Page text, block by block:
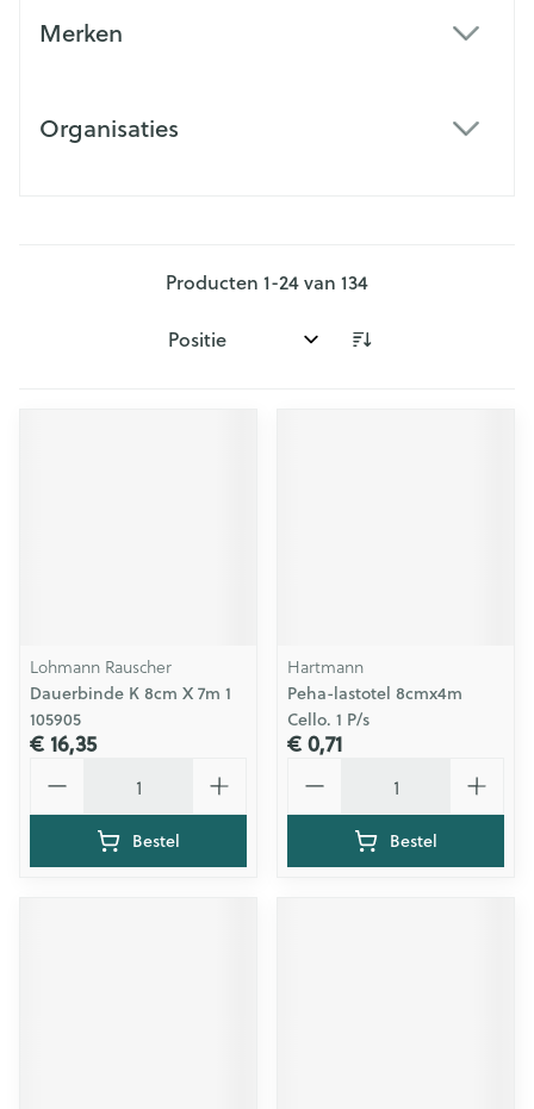
Merken
Organisaties
Producten 1-24van 134
Sorteer op:
Lohmann Rauscher
Dauerbinde K 8cm X 7m 1
105905
€ 16,35
Bestel
Hartmann
Peha-lastotel 8cmx4m
Cello. 1 P/s
€ 0,71
Bestel